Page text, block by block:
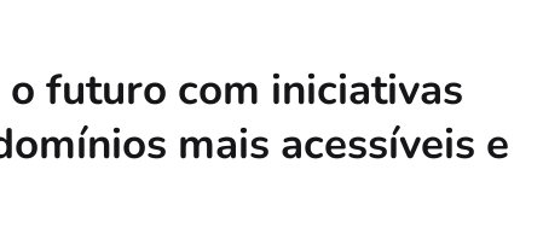
futuro com iniciativas
mais acessíveis e